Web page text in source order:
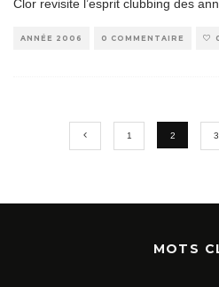
Clor revisite l’esprit clubbing des
ANNÉE 2006 0 COMMENTAIRE
1 2 3
MOTS